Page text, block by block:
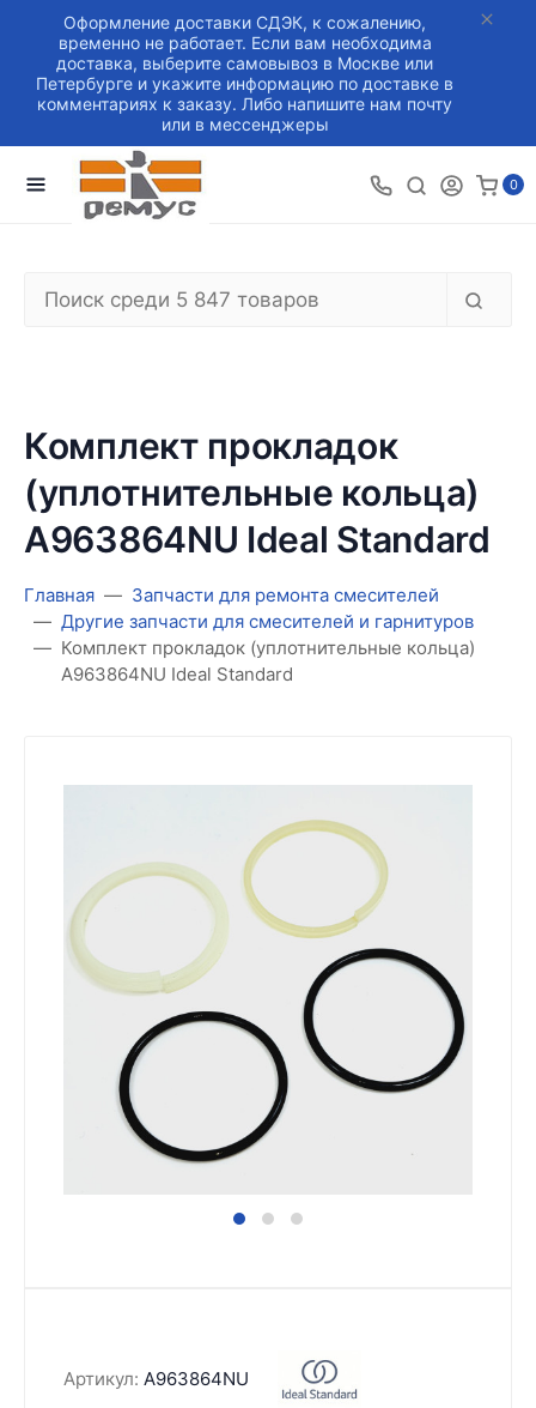
Оформление доставки СДЭК, к сожалению,
временно не работает. Если вам необходима
доставка, выберите самовывоз в Москве или
Петербурге и укажите информацию по доставке в
комментариях к заказу. Либо напишите нам почту
или в мессенджеры
0
Комплект прокладок
(уплотнительные кольца)
A963864NU Ideal Standard
Главная
Запчасти для ремонта смесителей
Другие запчасти для смесителей и гарнитуров
Комплект прокладок (уплотнительные кольца)
A963864NU Ideal Standard
Артикул: A963864NU